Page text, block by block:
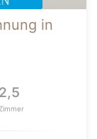
in
2,5
Zimmer